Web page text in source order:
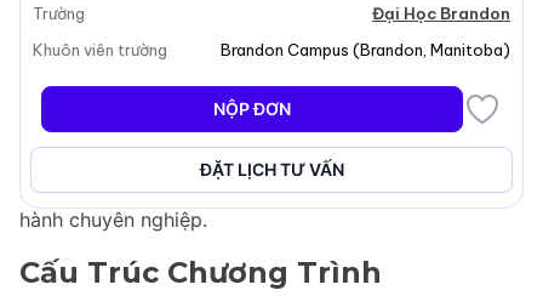
dựng bằng tay và ném trên bàn xoay. Sinh viên sẽ
tham gia vào một chương trình giảng dạy phong phú
về lịch sử nghệ thuật và văn hóa thị giác, cũng như
các khóa học kinh doanh. Chương trình nhằm chuẩn bị
cho sinh viên một sự nghiệp thành công trong lĩnh vực
nghệ thuật, nhấn mạnh cả sự thể hiện sáng tạo và thực
hành chuyên nghiệp.
Cấu Trúc Chương Trình
Trường
Đại Học Brandon
Khuôn viên trường
Brandon Campus (Brandon Manitoba)
NỘP ĐƠN
ĐẶT LỊCH TƯ VẤN